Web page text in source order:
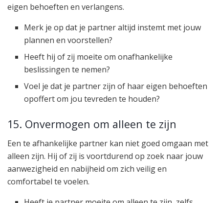
eigen behoeften en verlangens.
Merk je op dat je partner altijd instemt met jouw
plannen en voorstellen?
Heeft hij of zij moeite om onafhankelijke
beslissingen te nemen?
Voel je dat je partner zijn of haar eigen behoeften
opoffert om jou tevreden te houden?
15. Onvermogen om alleen te zijn
Een te afhankelijke partner kan niet goed omgaan met
alleen zijn. Hij of zij is voortdurend op zoek naar jouw
aanwezigheid en nabijheid om zich veilig en
comfortabel te voelen.